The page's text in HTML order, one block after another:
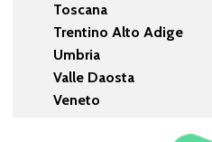
Toscana
Trentino Alto Adige
Umbria
Valle Daosta
Veneto